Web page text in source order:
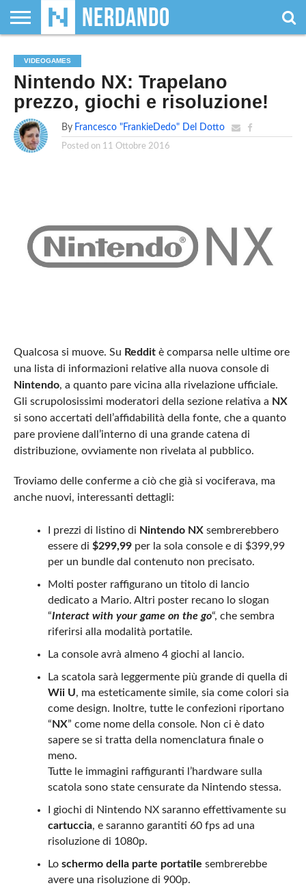
SIAMO
GIOCHI
DA
TAVOLO
GIOCHI
DI
RUOLO
VIDEOGAMES
FILM
&
SERIE
TV
FUMETTI
& LIBRI
MAGIC:
THE
GATHERING
DUNGEONS
&
DRAGONS
WRESTLING
NERDANDO
AWARDS
I
BOLLINI
VIDEOGAMES
Nintendo NX: Trapelano
prezzo, giochi e risoluzione!
By Francesco "FrankieDedo" Del Dotto
Posted on 11 Ottobre 2016
Qualcosa si muove. Su Redditè comparsa nelle ultime ore
una lista di informazioni relative alla nuova console di
Nintendo, a quanto pare vicina alla rivelazione ufficiale.
Gli scrupolosissimi moderatori della sezione relativa a NX
si sono accertati dell’affidabilità della fonte, che a quanto
pare proviene dall’interno di una grande catena di
distribuzione, ovviamente non rivelata al pubblico.
Troviamo delle conferme a ciò che già si vociferava, ma
anche nuovi, interessanti dettagli:
I prezzi di listino di Nintendo NXsembrerebbero
essere di $299,99per la sola console e di $399,99
per un bundle dal contenuto non precisato.
Molti poster raffigurano un titolo di lancio
dedicato a Mario. Altri poster recano lo slogan
“Interact with your game on the go“, che sembra
riferirsi alla modalità portatile.
La console avrà almeno 4 giochi al lancio.
La scatola sarà leggermente più grande di quella di
Wii U, ma esteticamente simile, sia come colori sia
come design. Inoltre, tutte le confezioni riportano
“ NX” come nome della console. Non ci è dato
sapere se si tratta della nomenclatura finale o
meno.
Tutte le immagini raffiguranti l’hardware sulla
scatola sono state censurate da Nintendo stessa.
I giochi di Nintendo NX saranno effettivamente su
cartuccia, e saranno garantiti 60 fps ad una
risoluzione di 1080p.
Lo schermo della parte portatile sembrerebbe
avere una risoluzione di 900p.